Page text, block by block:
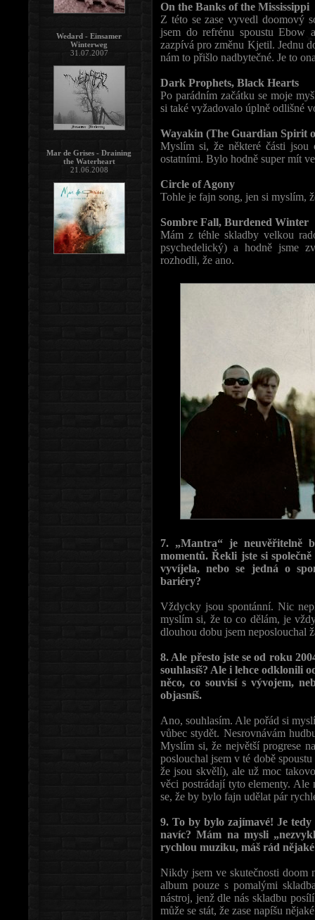
On the Banks of the Mississippi
Z této se zase vyvedl doomový
jsem do refrénu spoustu Ebow
zazpívá pro změnu Kjetil. Jednu
nám to přišlo nadbytečné. Je to
Dark Prophets, Black Hearts
Po parádním začátku se moje
si také vyžadovalo úplně odlišné
Wayakin (The Guardian Spirit
Myslím si, že některé části jsou
ostatními. Bylo hodně super mít
Circle of Agony
Tohle je fajn song, jen si myslím,
Sombre Fall, Burdened Winter
Mám z téhle skladby velkou
psychedelický) a hodně jsme
rozhodli, že ano.
7. „Mantra“ je neuvěřitelně
momentů. Řekli jste si
vyvíjela, nebo se jedná o
bariéry?
Vždycky jsou spontánní. Nic
myslím si, že to co dělám, je
dlouhou dobu jsem neposlouchal
8. Ale přesto jste se od roku
souhlasíš? Ale i lehce odklonili
něco, co souvisí s vývojem,
objasníš.
Ano, souhlasím. Ale pořád si
vůbec stydět. Nesrovnávám
Myslím si, že největší progrese
poslouchal jsem v té době
že jsou skvělí), ale už moc
věci postrádají tyto elementy. Ale
se, že by bylo fajn udělat pár
9. To by bylo zajímavé! Je
navíc? Mám na mysli
rychlou muziku, máš rád
Nikdy jsem ve skutečnosti doom
album pouze s pomalými
nástroj, jenž dle nás skladbu
může se stát, že zase napíšu
Wedard - Einsamer
Winterweg
31.07.2007
Mar de Grises - Draining
the Waterheart
21.06.2008